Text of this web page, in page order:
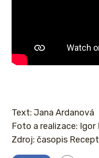
Text: Jana Ardanová
Foto a realizace: Igor
Zdroj: časopis